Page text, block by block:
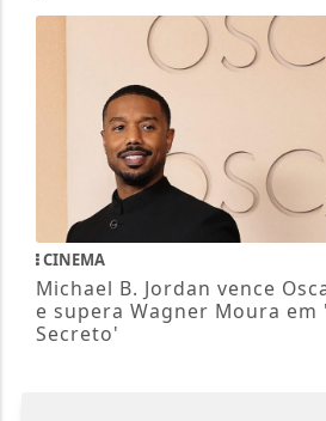
CINEMA
Michael B. Jordan vence
e supera Wagner Moura em
Secreto'